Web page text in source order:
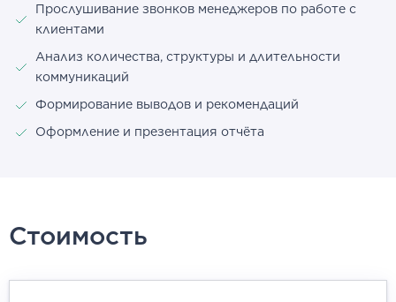
Прослушивание звонков менеджеров по работе с
клиентами
Анализ количества, структуры и длительности
коммуникаций
Формирование выводов и рекомендаций
Оформление и презентация отчёта
Стоимость